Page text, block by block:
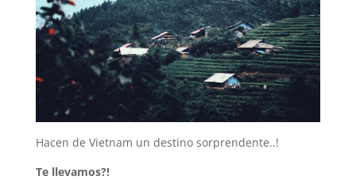
Hacen de Vietnam un destino sorprendente..!
Te llevamos?!